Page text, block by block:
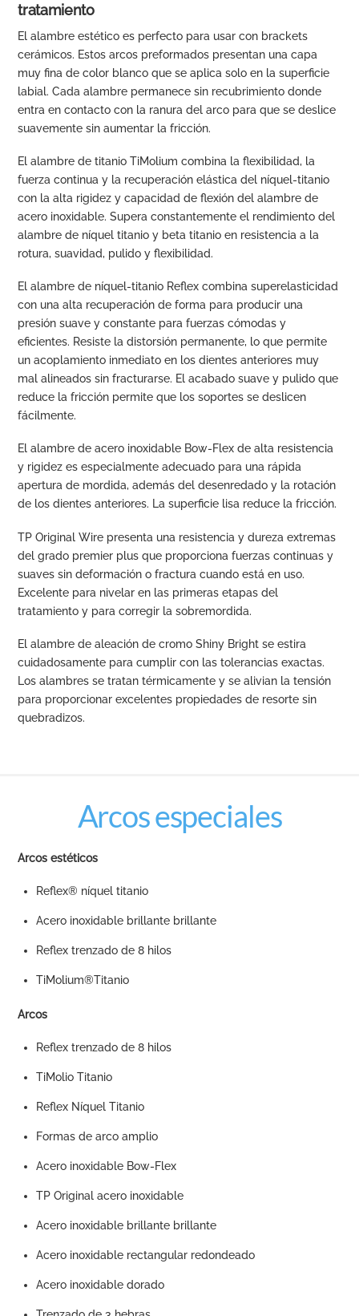
tratamiento
El alambre estético es perfecto para usar con brackets
cerámicos. Estos arcos preformados presentan una capa
muy fina de color blanco que se aplica solo en la superficie
labial. Cada alambre permanece sin recubrimiento donde
entra en contacto con la ranura del arco para que se deslice
suavemente sin aumentar la fricción.
El alambre de titanio TiMolium combina la flexibilidad, la
fuerza continua y la recuperación elástica del níquel-titanio
con la alta rigidez y capacidad de flexión del alambre de
acero inoxidable. Supera constantemente el rendimiento del
alambre de níquel titanio y beta titanio en resistencia a la
rotura, suavidad, pulido y flexibilidad.
El alambre de níquel-titanio Reflex combina superelasticidad
con una alta recuperación de forma para producir una
presión suave y constante para fuerzas cómodas y
eficientes. Resiste la distorsión permanente, lo que permite
un acoplamiento inmediato en los dientes anteriores muy
mal alineados sin fracturarse. El acabado suave y pulido que
reduce la fricción permite que los soportes se deslicen
fácilmente.
El alambre de acero inoxidable Bow-Flex de alta resistencia
y rigidez es especialmente adecuado para una rápida
apertura de mordida, además del desenredado y la rotación
de los dientes anteriores. La superficie lisa reduce la fricción.
TP Original Wire presenta una resistencia y dureza extremas
del grado premier plus que proporciona fuerzas continuas y
suaves sin deformación o fractura cuando está en uso.
Excelente para nivelar en las primeras etapas del
tratamiento y para corregir la sobremordida.
El alambre de aleación de cromo Shiny Bright se estira
cuidadosamente para cumplir con las tolerancias exactas.
Los alambres se tratan térmicamente y se alivian la tensión
para proporcionar excelentes propiedades de resorte sin
quebradizos.
Arcos especiales
Arcos estéticos
Reflex® níquel titanio
Acero inoxidable brillante brillante
Reflex trenzado de 8 hilos
TiMolium®Titanio
Arcos
Reflex trenzado de 8 hilos
TiMolio Titanio
Reflex Níquel Titanio
Formas de arco amplio
Acero inoxidable Bow-Flex
TP Original acero inoxidable
Acero inoxidable brillante brillante
Acero inoxidable rectangular redondeado
Acero inoxidable dorado